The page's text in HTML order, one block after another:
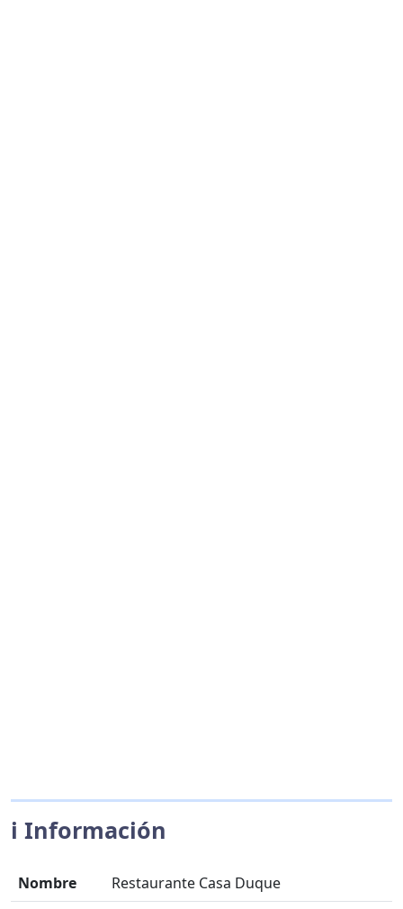
ℹ️ Información
Nombre
Restaurante Casa Duque